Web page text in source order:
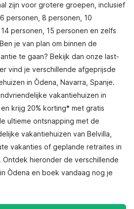
zijn voor grotere groepen, inclusief
personen, 8 personen, 10
personen, 15 personen en zelfs
je van plan om binnen de
te gaan? Bekijk dan onze last-
vind je verschillende afgeprijsde
in Òdena, Navarra, Spanje.
vakantiehuizen in
krijg 20% korting* met gratis
ultieme ontsnapping met de
vakantiehuizen van Belvilla,
vakanties of geplande retraites in
Ontdek hieronder de verschillende
Òdena en boek vandaag nog je